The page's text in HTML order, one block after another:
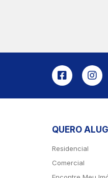
QUERO
Residencial
Comercial